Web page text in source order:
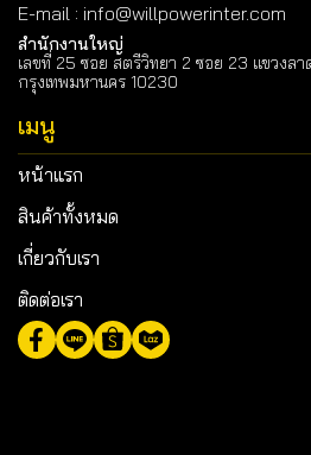
E-mail : info@willpowerinter.com
สำนักงานใหญ่
เลขที่ 25 ซอย สตรีวิทยา 2 ซอย 23 แขวงลา
กรุงเทพมหานคร 10230
เมนู
หน้าแรก
สินค้าทั้งหมด
เกี่ยวกับเรา
ติดต่อเรา